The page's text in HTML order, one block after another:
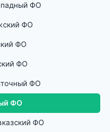
ФО
ФО
ФО
ФО
ФО
ФО
ФО